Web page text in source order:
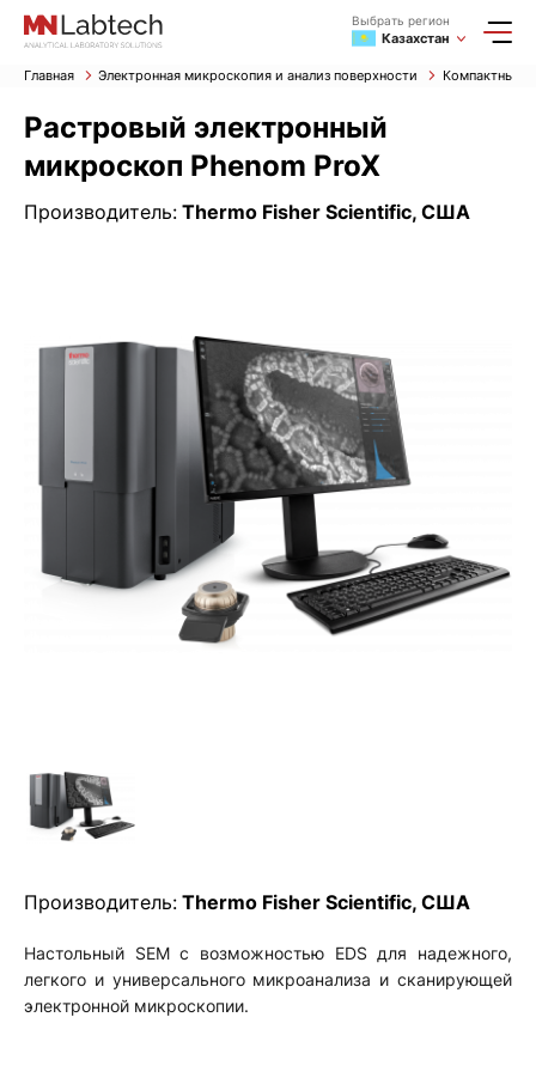
Выбрать регион
Казахстан
Главная Электронная микроскопия и анализ поверхности Компактные
Растровый электронный
микроскоп Phenom ProX
Производитель: Thermo Fisher Scientific, США
Производитель: Thermo Fisher Scientific, США
Настольный SEM с возможностью EDS для надежного,
легкого и универсального микроанализа и сканирующей
электронной микроскопии.